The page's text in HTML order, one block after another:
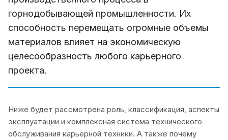
горнодобывающей промышленности. Их
способность перемещать огромные объемы
материалов влияет на экономическую
целесообразность любого карьерного
проекта.
Ниже будет рассмотрена роль, классификация, аспекты
эксплуатации и комплексная система технического
обслуживания карьерной техники. А также почему